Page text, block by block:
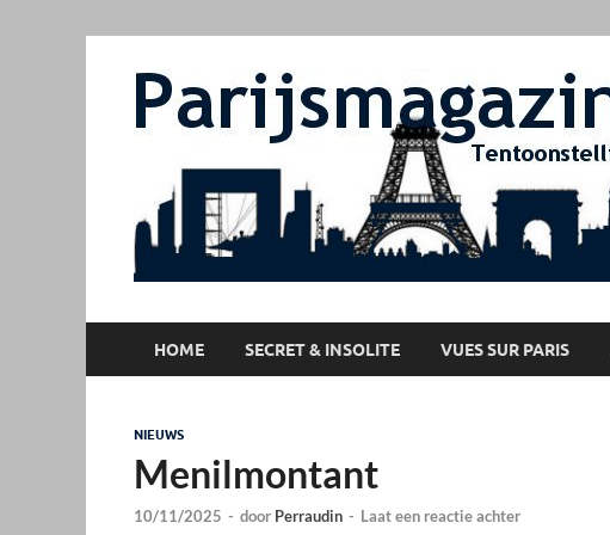
HOME SECRET & INSOLITE VUES SUR PARIS
NIEUWS
Menilmontant
10/11/2025 - door Perraudin - Laat een reactie achter